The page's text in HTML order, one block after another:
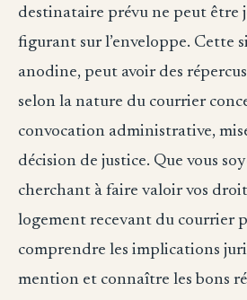
destinataire prévu ne peut être
figurant sur l’enveloppe. Cette
anodine, peut avoir des
selon la nature du courrier
convocation administrative,
décision de justice. Que vous
cherchant à faire valoir vos
logement recevant du courrier
comprendre les implications
mention et connaître les bons